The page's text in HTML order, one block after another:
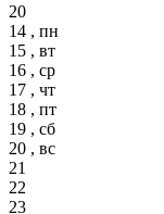
20
14 , пн
15 , вт
16 , ср
17 , чт
18 , пт
19 , сб
20 , вс
21
22
23